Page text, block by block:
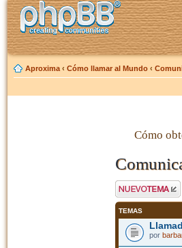
Aproxima ‹ Cómo llamar al Mundo ‹
Cómo
Publicar un nuevo
tema
TEMAS
por